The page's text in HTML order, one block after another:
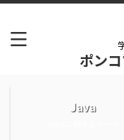
ポン
Java